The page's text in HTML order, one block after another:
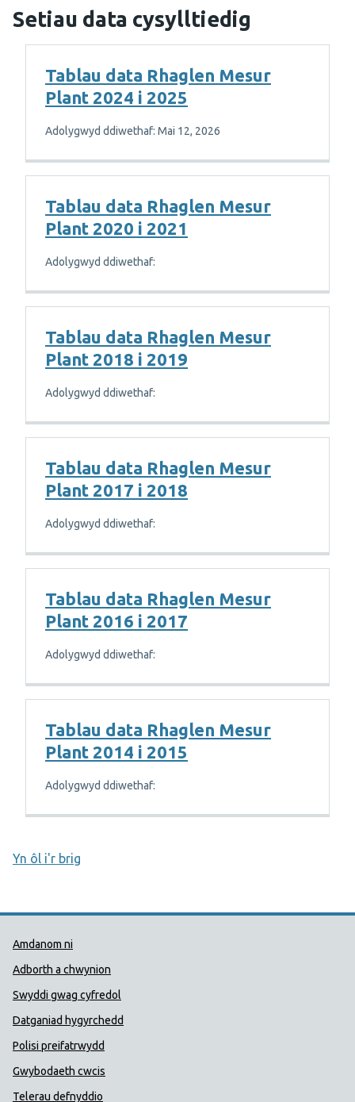
Setiau data cysylltiedig
Tablau data Rhaglen Mesur
Plant 2024 i 2025
Adolygwyd ddiwethaf: Mai 12, 2026
Tablau data Rhaglen Mesur
Plant 2020 i 2021
Adolygwyd ddiwethaf:
Tablau data Rhaglen Mesur
Plant 2018 i 2019
Adolygwyd ddiwethaf:
Tablau data Rhaglen Mesur
Plant 2017 i 2018
Adolygwyd ddiwethaf:
Tablau data Rhaglen Mesur
Plant 2016 i 2017
Adolygwyd ddiwethaf:
Tablau data Rhaglen Mesur
Plant 2014 i 2015
Adolygwyd ddiwethaf:
Yn ôl i'r brig
Dolenni Cymorth Iechyd
Amdanom ni
Adborth a chwynion
Swyddi gwag cyfredol
Datganiad hygyrchedd
Polisi preifatrwydd
Gwybodaeth cwcis
Telerau defnyddio